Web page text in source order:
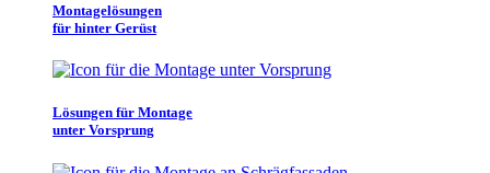
Montagelösungen
für hinter Gerüst
Lösungen für Montage
unter Vorsprung